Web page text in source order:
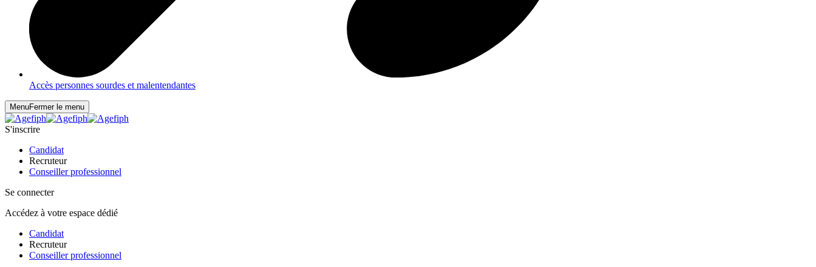
Accès personnes sourdes et malentendantes
MenuFermer le menu
S'inscrire
Candidat
Recruteur
Conseiller professionnel
Se connecter
Accédez à votre espace dédié
Candidat
Recruteur
Conseiller professionnel